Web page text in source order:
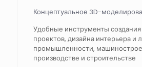
Концептуальное 3D-
Удобные инструменты
проектов, дизайна интерьера и
промышленности,
производстве и строительстве